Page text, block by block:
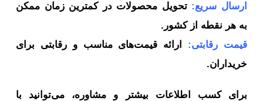
سریع:تحویل محصولات در کمترین زمان ممکن
هر نقطه از کشور.
رقابتی:ارائه قیمت‌های مناسب و رقابتی برای
کسب اطلاعات بیشتر و مشاوره، می‌توانید با